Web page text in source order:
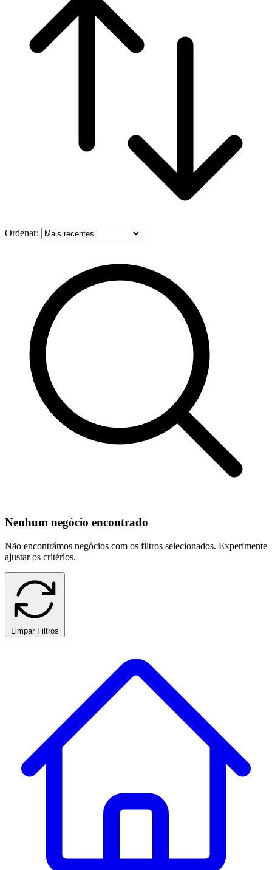
Ordenar:
Nenhum negócio encontrado
Não encontrámos negócios com os filtros selecionados. Experimente
ajustar os critérios.
Limpar Filtros